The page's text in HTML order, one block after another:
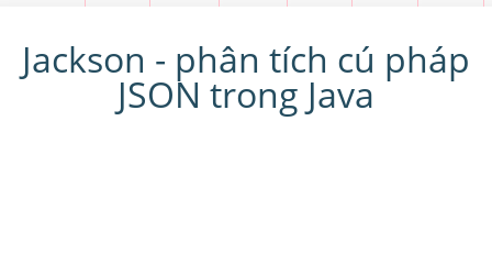
Jackson - phân tích cú pháp
JSON trong Java